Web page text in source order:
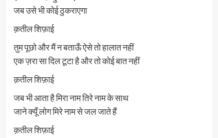
जब उसे भी कोई ठुकराएगा
क़तील शिफ़ाई
तुम पूछो और मैं न बताऊँ ऐसे तो हालात नहीं
एक ज़रा सा दिल टूटा है और तो कोई बात नहीं
क़तील शिफ़ाई
जब भी आता है मिरा नाम तिरे नाम के साथ
जाने क्यूँ लोग मिरे नाम से जल जाते हैं
क़तील शिफ़ाई